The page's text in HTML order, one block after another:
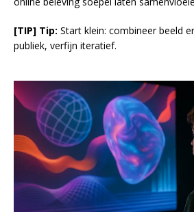
[TIP] Tip: Start klein: combineer beeld
publiek, verfijn iteratief.